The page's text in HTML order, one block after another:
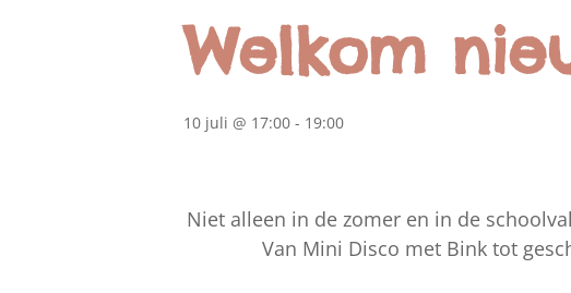
Welkom
10 juli @ 17:00 - 19:00
Niet alleen in de zomer en in de
Van Mini Disco met Bink tot